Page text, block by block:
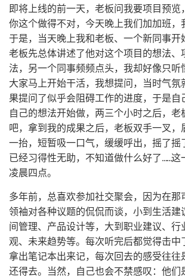
即将上线的前一天，老板问我要项目预览
你这个做得不对，今天晚上我们加加班，
于是，当天晚上我和老板、一个新同事开
老板先总体讲述了他对这个项目的想法、
法，另一个同事频频点头，我却好像只听
大家马上开始干活，我想提问，当时气氛
果提问了似乎会阻碍工作的进度，于是自
自己的想法开始做，两三个小时之后，老
吧，拿到我的成果之后，老板双手一叉，
一抬，短暂吸一口气，缓缓呼出，摇了摇
已经习得性无助，不知道做什么好了……这
凌晨四点。
多年前，总喜欢参加社交聚会，因为在那
领袖对各种议题的侃侃而谈，小到生活建
间管理、产品设计等，大到职业建议、行
观、未来趋势等。每次听完后都觉得击中
拿出笔记本出来记，每次回去的感受往往
还得去。当然，自己也会不禁感叹：他们